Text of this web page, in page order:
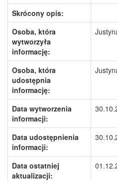
Skrócony opis:
Osoba, która
wytworzyła
informację:
Osoba, która
udostępnia
informację:
Data wytworzenia
informacji:
Data udostępnienia
informacji:
Data ostatniej
aktualizacji: